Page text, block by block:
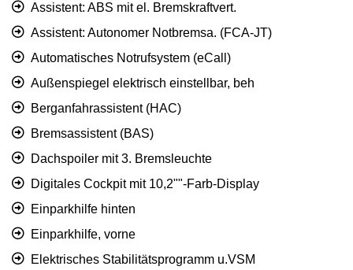
Assistent: ABS mit el. Bremskraftvert.
Assistent: Autonomer Notbremsa. (FCA-JT)
Automatisches Notrufsystem (eCall)
Außenspiegel elektrisch einstellbar, beh
Berganfahrassistent (HAC)
Bremsassistent (BAS)
Dachspoiler mit 3. Bremsleuchte
Digitales Cockpit mit 10,2""-Farb-Display
Einparkhilfe hinten
Einparkhilfe, vorne
Elektrisches Stabilitätsprogramm u.VSM